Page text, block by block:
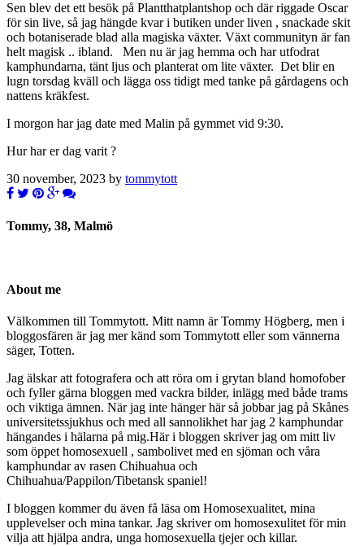
Sen blev det ett besök på Plantthatplantshop och där riggade Oscar
för sin live, så jag hängde kvar i butiken under liven , snackade skit
och botaniserade blad alla magiska växter. Växt communityn är fan
helt magisk .. ibland. Men nu är jag hemma och har utfodrat
kamphundarna, tänt ljus och planterat om lite växter. Det blir en
lugn torsdag kväll och lägga oss tidigt med tanke på gårdagens och
nattens kräkfest.
I morgon har jag date med Malin på gymmet vid 9:30.
Hur har er dag varit ?
30 november, 2023 by tommytott
Tommy, 38, Malmö
About me
Välkommen till Tommytott. Mitt namn är Tommy Högberg, men i
bloggosfären är jag mer känd som Tommytott eller som vännerna
säger, Totten.
Jag älskar att fotografera och att röra om i grytan bland homofober
och fyller gärna bloggen med vackra bilder, inlägg med både trams
och viktiga ämnen. När jag inte hänger här så jobbar jag på Skånes
universitetssjukhus och med all sannolikhet har jag 2 kamphundar
hängandes i hälarna på mig.Här i bloggen skriver jag om mitt liv
som öppet homosexuell , sambolivet med en sjöman och våra
kamphundar av rasen Chihuahua och
Chihuahua/Pappilon/Tibetansk spaniel!
I bloggen kommer du även få läsa om Homosexualitet, mina
upplevelser och mina tankar. Jag skriver om homosexulitet för min
vilja att hjälpa andra, unga homosexuella tjejer och killar.